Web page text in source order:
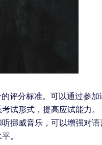
评分标准。可以通过参加
试形式，提高应试能力
挪威音乐，可以增强对
。